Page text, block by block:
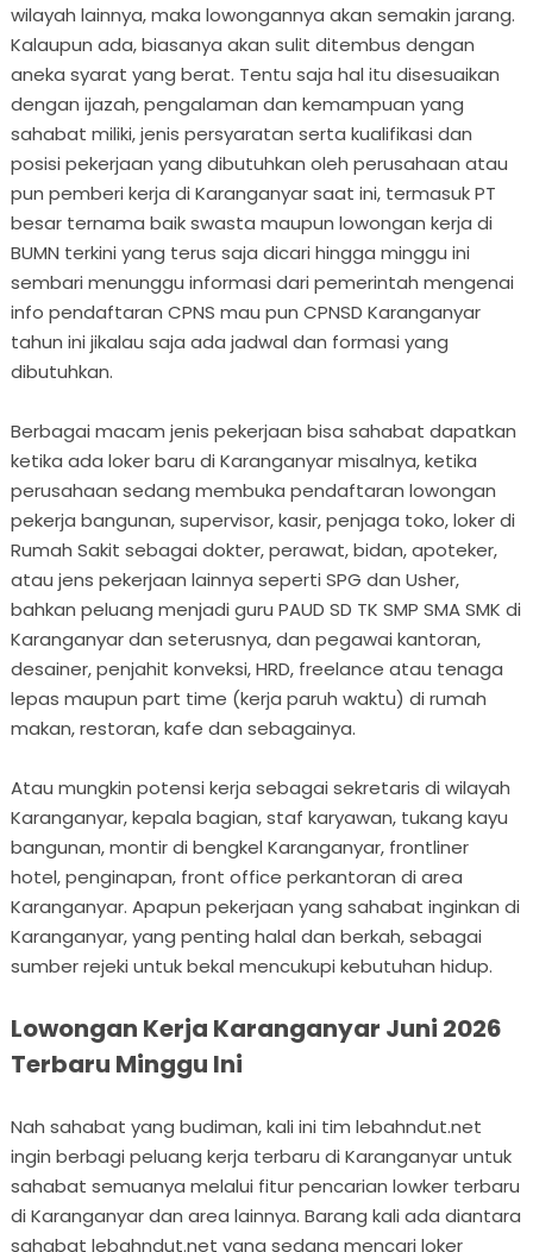
wilayah lainnya, maka lowongannya akan semakin jarang.
Kalaupun ada, biasanya akan sulit ditembus dengan
aneka syarat yang berat. Tentu saja hal itu disesuaikan
dengan ijazah, pengalaman dan kemampuan yang
sahabat miliki, jenis persyaratan serta kualifikasi dan
posisi pekerjaan yang dibutuhkan oleh perusahaan atau
pun pemberi kerja di Karanganyar saat ini, termasuk PT
besar ternama baik swasta maupun lowongan kerja di
BUMN terkini yang terus saja dicari hingga minggu ini
sembari menunggu informasi dari pemerintah mengenai
info pendaftaran CPNS mau pun CPNSD Karanganyar
tahun ini jikalau saja ada jadwal dan formasi yang
dibutuhkan.
Berbagai macam jenis pekerjaan bisa sahabat dapatkan
ketika ada loker baru di Karanganyar misalnya, ketika
perusahaan sedang membuka pendaftaran lowongan
pekerja bangunan, supervisor, kasir, penjaga toko, loker di
Rumah Sakit sebagai dokter, perawat, bidan, apoteker,
atau jens pekerjaan lainnya seperti SPG dan Usher,
bahkan peluang menjadi guru PAUD SD TK SMP SMA SMK di
Karanganyar dan seterusnya, dan pegawai kantoran,
desainer, penjahit konveksi, HRD, freelance atau tenaga
lepas maupun part time (kerja paruh waktu) di rumah
makan, restoran, kafe dan sebagainya.
Atau mungkin potensi kerja sebagai sekretaris di wilayah
Karanganyar, kepala bagian, staf karyawan, tukang kayu
bangunan, montir di bengkel Karanganyar, frontliner
hotel, penginapan, front office perkantoran di area
Karanganyar. Apapun pekerjaan yang sahabat inginkan di
Karanganyar, yang penting halal dan berkah, sebagai
sumber rejeki untuk bekal mencukupi kebutuhan hidup.
Lowongan Kerja Karanganyar Juni 2026
Terbaru Minggu Ini
Nah sahabat yang budiman, kali ini tim lebahndut.net
ingin berbagi peluang kerja terbaru di Karanganyar untuk
sahabat semuanya melalui fitur pencarian lowker terbaru
di Karanganyar dan area lainnya. Barang kali ada diantara
sahabat lebahndut.net yang sedang mencari loker